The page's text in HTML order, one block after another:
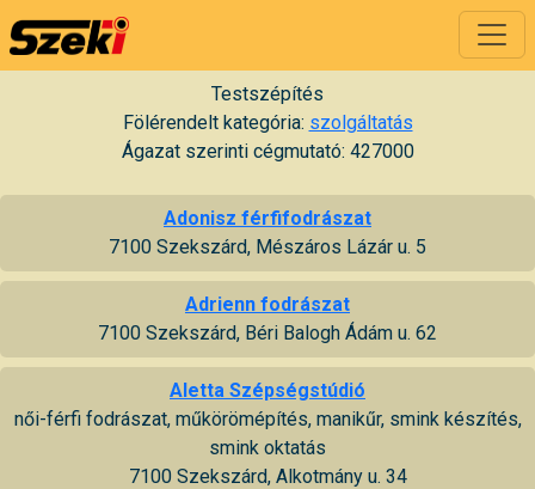
Testszépítés
Fölérendelt kategória: szolgáltatás
Ágazat szerinti cégmutató: 427000
Adonisz férfifodrászat
7100 Szekszárd, Mészáros Lázár u. 5
Adrienn fodrászat
7100 Szekszárd, Béri Balogh Ádám u. 62
Aletta Szépségstúdió
női-férfi fodrászat, műkörömépítés, manikűr, smink készítés,
smink oktatás
7100 Szekszárd, Alkotmány u. 34